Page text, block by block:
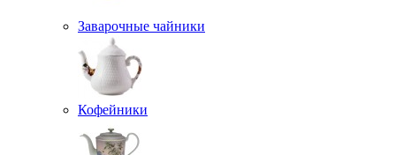
Заварочные чайники
Кофейники